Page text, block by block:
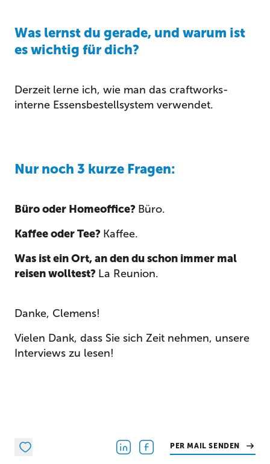
Was lernst du gerade, und warum ist
es wichtig für dich?
Derzeit lerne ich, wie man das craftworks-
interne Essensbestellsystem verwendet.
Nur noch 3 kurze Fragen:
Büro oder Homeoffice? Büro.
Kaffee oder Tee? Kaffee.
Was ist ein Ort, an den du schon immer mal
reisen wolltest? La Reunion.
Danke, Clemens!
Vielen Dank, dass Sie sich Zeit nehmen, unsere
Interviews zu lesen!
PER MAIL SENDEN